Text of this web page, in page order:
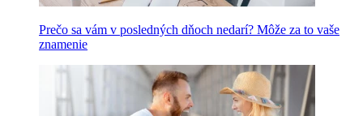
Prečo sa vám v posledných dňoch nedarí? Môže za to vaše
znamenie